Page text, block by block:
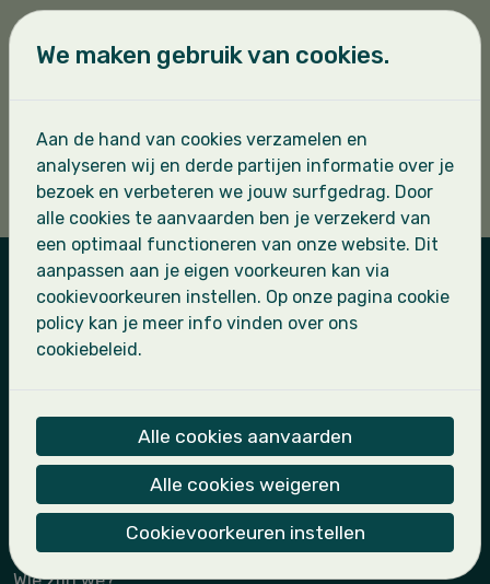
alle 3e jaar jonggivers van in en rond brugge.
van kennismaken met hun leeftijdsgenoten.
De uitnodiging voor dit weekend zal via mail
worden verstuurd.
Landscouts Sint-Leo
Kapoenen
Jonggivers
Jin
De landscouts maken deel uit vanScoutsgroep
Wie zijn we?
We maken gebruik van cookies.
Aan de hand van cookies verzamelen en
analyseren wij en derde partijen informatie over je
bezoek en verbeteren we jouw surfgedrag. Door
alle cookies te aanvaarden ben je verzekerd van
een optimaal functioneren van onze website. Dit
aanpassen aan je eigen voorkeuren kan via
cookievoorkeuren instellen. Op onze pagina cookie
policy kan je meer info vinden over ons
cookiebeleid.
Alle cookies aanvaarden
Alle cookies weigeren
Cookievoorkeuren instellen